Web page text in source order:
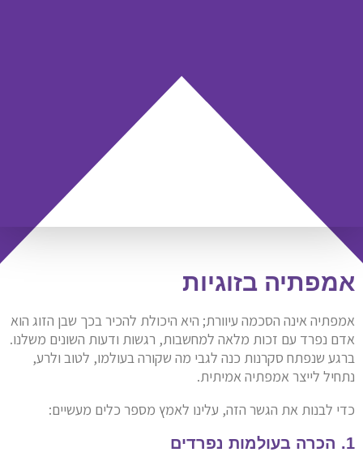
אמפתיה בזוגיות
אמפתיה אינה הסכמה עיוורת; היא היכולת להכיר בכך שבן הזוג הוא
אדם נפרד עם זכות מלאה למחשבות, רגשות ודעות השונים משלנו.
ברגע שנפתח סקרנות כנה לגבי מה שקורה בעולמו, לטוב ולרע,
נתחיל לייצר אמפתיה אמיתית.
כדי לבנות את הגשר הזה, עלינו לאמץ מספר כלים מעשיים:
1. הכרה בעולמות נפרדים